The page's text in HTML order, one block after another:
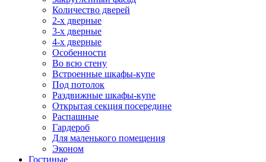
Количество дверей
2-х дверные
3-х дверные
4-х дверные
Особенности
Во всю стену
Встроенные шкафы-купе
Под потолок
Раздвижные шкафы-купе
Открытая секция посередине
Распашные
Гардероб
Для маленького помещения
Эконом
Гостиные